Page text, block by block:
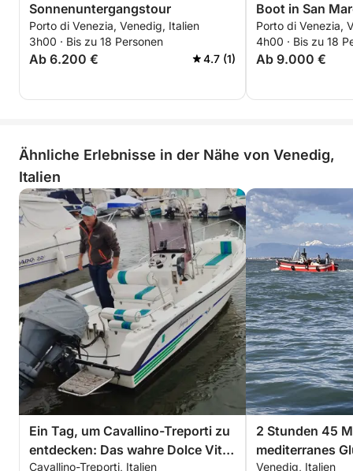
Sonnenuntergangstour
Porto di Venezia, Venedig, Italien
3h00 · Bis zu 18 Personen
Ab 6.200 € 4.7 (1)
Boot in San
Porto di Venezia,
4h00 · Bis zu 18
Ab 9.000 €
Ähnliche Erlebnisse in der Nähe von Venedig,
Italien
Ein Tag, um Cavallino-Treporti zu
entdecken: Das wahre Dolce Vita
Cavallino-Treporti, Italien
2 Stunden 45
mediterranes
Venedig, Italien